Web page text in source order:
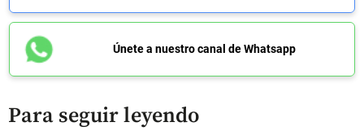
Únete a nuestro canal de Whatsapp
Para seguir leyendo